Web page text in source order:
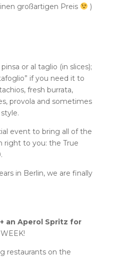
großartigen Preis
)
or al taglio (in slices);
if you need it to
fresh burrata,
provola and sometimes
event to bring all of the
right to you: the True
in Berlin, we are finally
an Aperol Spritz for
restaurants on the